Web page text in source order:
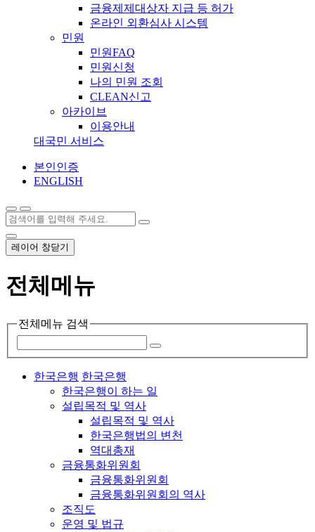
금융제제대상자 지급 등 허가
온라인 외환심사 시스템
민원
민원FAQ
민원신청
나의 민원 조회
CLEAN신고
아카이브
이용안내
대국민 서비스
본인인증
ENGLISH
레이어 창닫기
전체메뉴
전체메뉴 검색
한국은행 한국은행
한국은행이 하는 일
설립목적 및 역사
설립목적 및 역사
한국은행법의 변천
역대총재
금융통화위원회
금융통화위원회
금융통화위원회의 역사
조직도
운영 및 법규